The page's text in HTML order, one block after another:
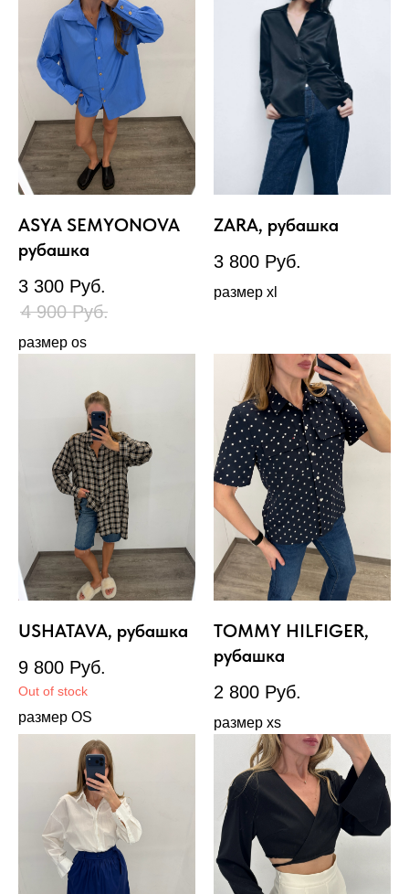
ASYA SEMYONOVA
рубашка
3 300 Руб.
4 900 Руб.
размер os
ZARA, рубашка
3 800 Руб.
размер xl
USHATAVA, рубашка
9 800 Руб.
Out of stock
размер OS
TOMMY HILFIGER,
рубашка
2 800 Руб.
размер xs